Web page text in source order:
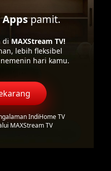
pamit.
di MAXStream TV!
lebih fleksibel
hari kamu.
IndiHome TV
MAXStream TV